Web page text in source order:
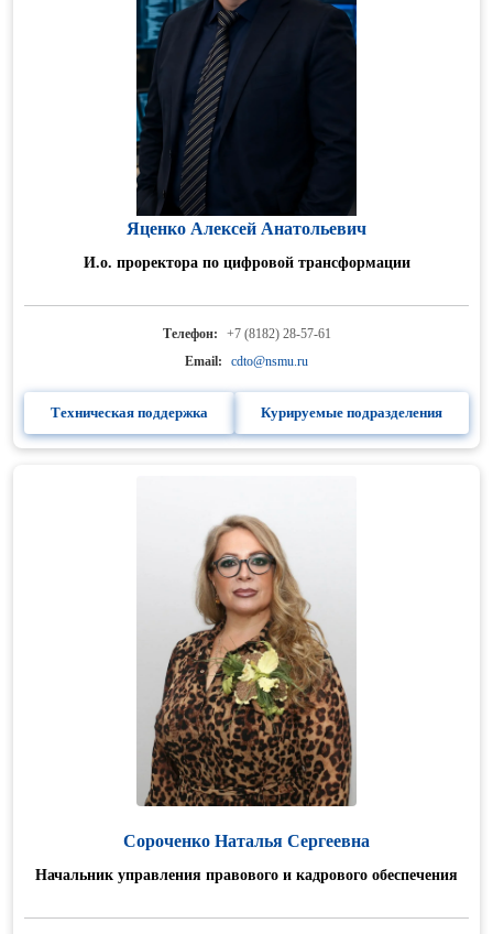
Яценко Алексей Анатольевич
И.о. проректора по цифровой трансформации
Телефон:
+7 (8182) 28-57-61
Email:
cdto@nsmu.ru
Техническая поддержка Курируемые подразделения
Сороченко Наталья Сергеевна
Начальник управления правового и кадрового обеспечения